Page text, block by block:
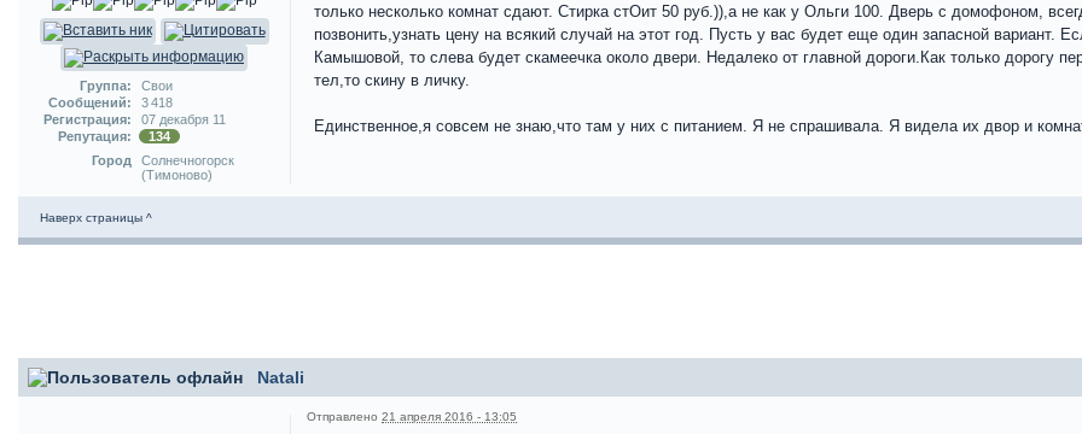
Группа:
Свои
Сообщений:
3 418
Регистрация:
07 декабря 11
Репутация:
134
Город
Солнечногорск
(Тимоново)
только несколько комнат сдают. Стирка стОит 50 руб.)),а не как у Ольги 100. Дверь с домофоном,
позвонить,узнать цену на всякий случай на этот год. Пусть у вас будет еще один запасной вариант.
Камышовой, то слева будет скамеечка около двери. Недалеко от главной дороги.Как только
тел,то скину в личку.
Единственное,я совсем не знаю,что там у них с питанием. Я не спрашивала. Я видела их двор и
Наверх страницы ^
Natali
Отправлено 21 апреля 2016 - 13:05